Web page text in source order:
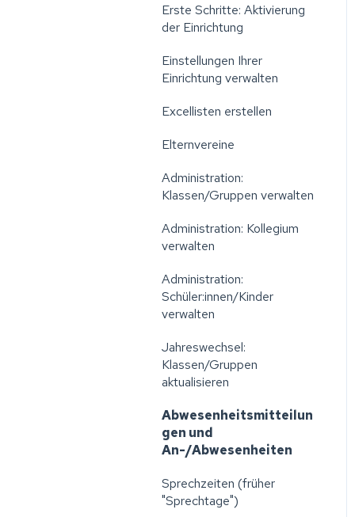
Erste Schritte: Aktivierung
der Einrichtung
Einstellungen Ihrer
Einrichtung verwalten
Excellisten erstellen
Elternvereine
Administration:
Klassen/Gruppen verwalten
Administration: Kollegium
verwalten
Administration:
Schüler:innen/Kinder
verwalten
Jahreswechsel:
Klassen/Gruppen
aktualisieren
Abwesenheitsmitteilun
gen und
An-/Abwesenheiten
Sprechzeiten (früher
"Sprechtage")